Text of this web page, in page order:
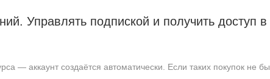
Управлять подпиской и получить доступ
— аккаунт создаётся автоматически. Если таких покупок не